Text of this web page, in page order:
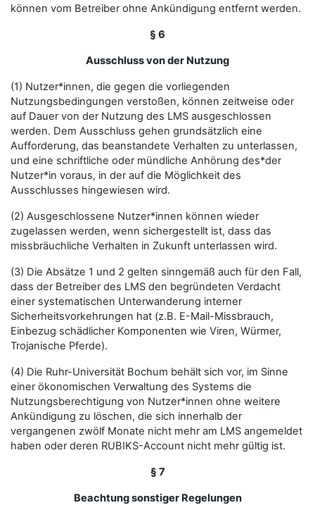
können vom Betreiber ohne Ankündigung entfernt werden.
§ 6
Ausschluss von der Nutzung
(1) Nutzer*innen, die gegen die vorliegenden
Nutzungsbedingungen verstoßen, können zeitweise oder
auf Dauer von der Nutzung des LMS ausgeschlossen
werden. Dem Ausschluss gehen grundsätzlich eine
Aufforderung, das beanstandete Verhalten zu unterlassen,
und eine schriftliche oder mündliche Anhörung des*der
Nutzer*in voraus, in der auf die Möglichkeit des
Ausschlusses hingewiesen wird.
(2) Ausgeschlossene Nutzer*innen können wieder
zugelassen werden, wenn sichergestellt ist, dass das
missbräuchliche Verhalten in Zukunft unterlassen wird.
(3) Die Absätze 1 und 2 gelten sinngemäß auch für den Fall,
dass der Betreiber des LMS den begründeten Verdacht
einer systematischen Unterwanderung interner
Sicherheitsvorkehrungen hat (z.B. E-Mail-Missbrauch,
Einbezug schädlicher Komponenten wie Viren, Würmer,
Trojanische Pferde).
(4) Die Ruhr-Universität Bochum behält sich vor, im Sinne
einer ökonomischen Verwaltung des Systems die
Nutzungsberechtigung von Nutzer*innen ohne weitere
Ankündigung zu löschen, die sich innerhalb der
vergangenen zwölf Monate nicht mehr am LMS angemeldet
haben oder deren RUBIKS-Account nicht mehr gültig ist.
§ 7
Beachtung sonstiger Regelungen